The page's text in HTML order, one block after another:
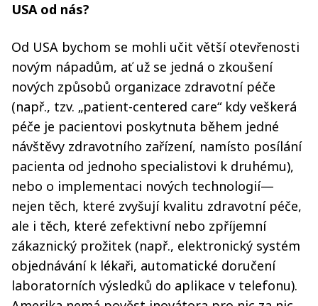
USA od nás?
Od USA bychom se mohli učit větší otevřenosti
novým nápadům, ať už se jedná o zkoušení
nových způsobů organizace zdravotní péče
(např., tzv. „patient-centered care“ kdy veškerá
péče je pacientovi poskytnuta během jedné
návštěvy zdravotního zařízení, namísto posílání
pacienta od jednoho specialistovi k druhému),
nebo o implementaci nových technologií—
nejen těch, které zvyšují kvalitu zdravotní péče,
ale i těch, které zefektivní nebo zpříjemní
zákaznický prožitek (např., elektronický systém
objednávání k lékaři, automatické doručení
laboratorních výsledků do aplikace v telefonu).